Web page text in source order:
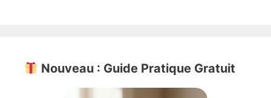
Nouveau : Guide Pratique Gratuit